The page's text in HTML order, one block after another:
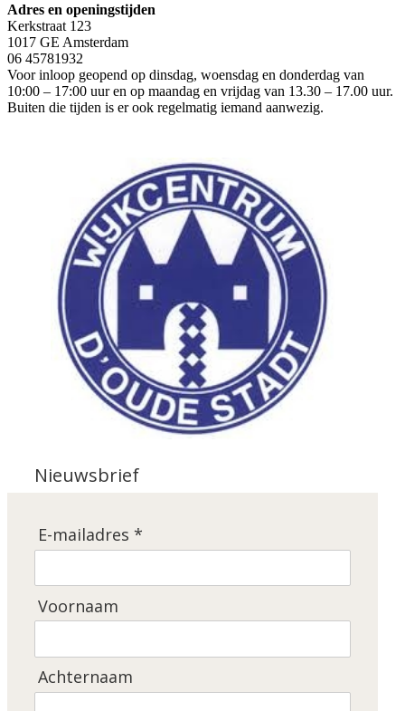
Adres en openingstijden
Kerkstraat 123
1017 GE Amsterdam
06 45781932
Voor inloop geopend op dinsdag, woensdag en donderdag van
10:00 – 17:00 uur en op maandag en vrijdag van 13.30 – 17.00 uur.
Buiten die tijden is er ook regelmatig iemand aanwezig.
Nieuwsbrief
E-mailadres *
Voornaam
Achternaam